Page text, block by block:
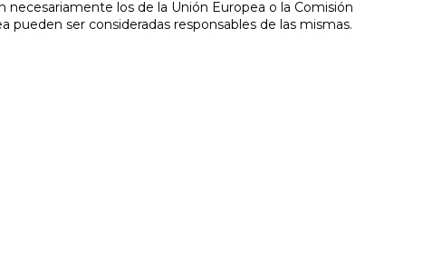
los de la Unión Europea o la Comisión
pueden ser consideradas responsables de las mismas.